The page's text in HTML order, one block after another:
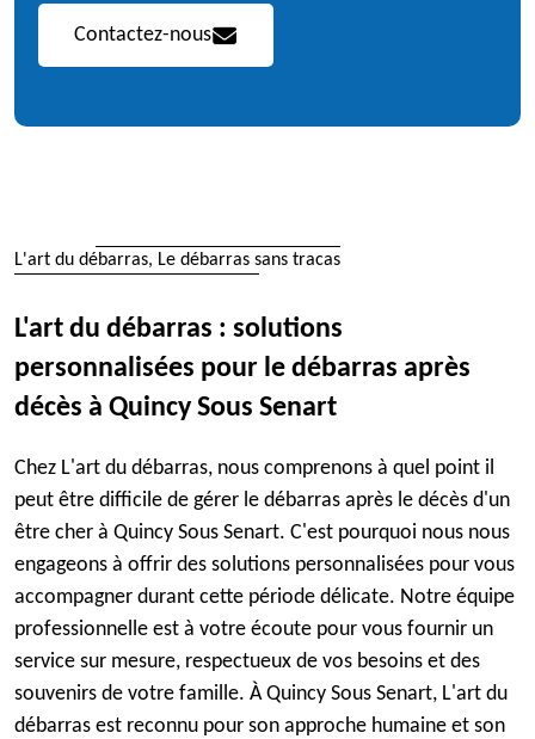
Contactez-nous
L'art du débarras, Le débarras sans tracas
L'art du débarras : solutions
personnalisées pour le débarras après
décès à Quincy Sous Senart
Chez L'art du débarras, nous comprenons à quel point il
peut être difficile de gérer le débarras après le décès d'un
être cher à Quincy Sous Senart. C'est pourquoi nous nous
engageons à offrir des solutions personnalisées pour vous
accompagner durant cette période délicate. Notre équipe
professionnelle est à votre écoute pour vous fournir un
service sur mesure, respectueux de vos besoins et des
souvenirs de votre famille. À Quincy Sous Senart, L'art du
débarras est reconnu pour son approche humaine et son